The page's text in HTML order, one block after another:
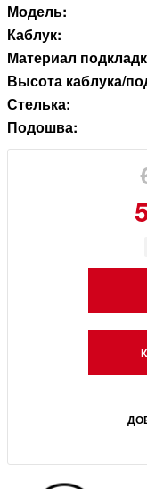
Модель:
Каблук:
Материал
Высота каблука/
Стелька:
Подошва: